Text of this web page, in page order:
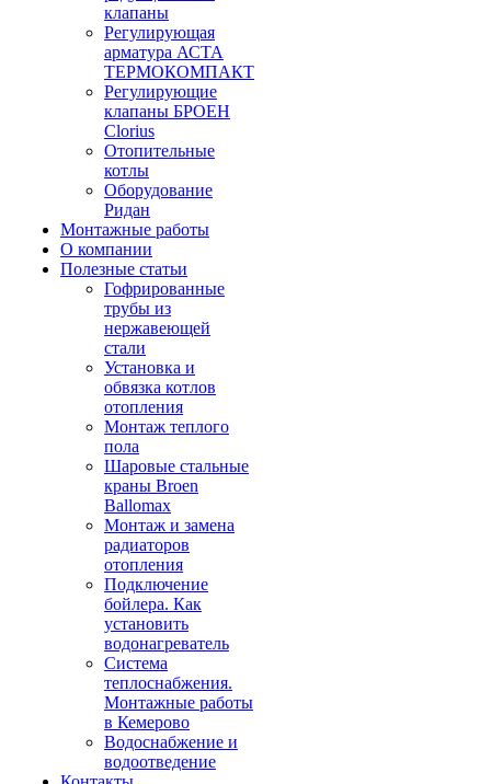
клапаны
Регулирующая
арматура АСТА
ТЕРМОКОМПАКТ
Регулирующие
клапаны БРОЕН
Clorius
Отопительные
котлы
Оборудование
Ридан
Монтажные работы
О компании
Полезные статьи
Гофрированные
трубы из
нержавеющей
стали
Установка и
обвязка котлов
отопления
Монтаж теплого
пола
Шаровые стальные
краны Broen
Ballomax
Монтаж и замена
радиаторов
отопления
Подключение
бойлера. Как
установить
водонагреватель
Система
теплоснабжения.
Монтажные работы
в Кемерово
Водоснабжение и
водоотведение